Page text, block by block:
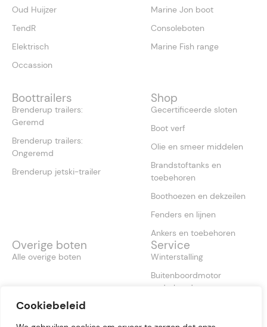
Cookiebeleid
Oud Huijzer
TendR
Elektrisch
Occassion
Marine Jon boot
Consoleboten
Marine Fish range
Boottrailers
Brenderup trailers:
Geremd
Brenderup trailers:
Ongeremd
Brenderup jetski-trailer
Shop
Gecertificeerde sloten
Boot verf
Olie en smeer middelen
Brandstoftanks en
toebehoren
Boothoezen en dekzeilen
Fenders en lijnen
Ankers en toebehoren
Overige boten
Alle overige boten
Service
Winterstalling
Buitenboordmotor
onderhoud